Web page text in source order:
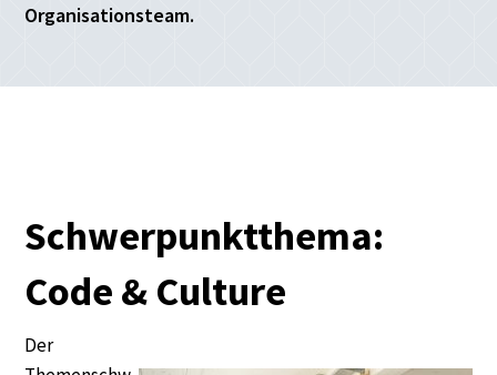
Organisationsteam.
Schwerpunktthema:
Code & Culture
Der